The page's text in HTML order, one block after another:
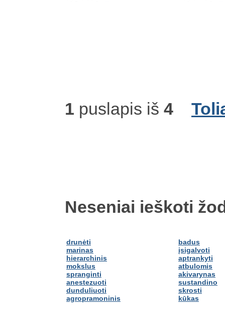
1 puslapis iš 4
Neseniai ieškoti
drunėti
marinas
hierarchinis
mokslus
spranginti
anestezuoti
dunduliuoti
agropramoninis
badus
įsigalvoti
aptrankyti
atbulomis
akivarynas
sustandino
skrosti
kūkas